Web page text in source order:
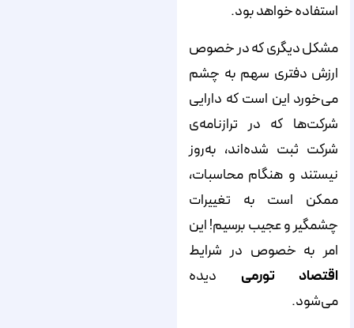
استفاده خواهد بود.
مشکل دیگری که در خصوص
ارزش دفتری سهم به چشم
می‌خورد این است که دارایی
شرکت‌ها که در ترازنامه‌ی
شرکت ثبت شده‌اند، به‌روز
نیستند و هنگام محاسبات،
ممکن است به تغییرات
چشمگیر و عجیب برسیم! این
امر به خصوص در شرایط
اقتصاد تورمی دیده
می‌شود.